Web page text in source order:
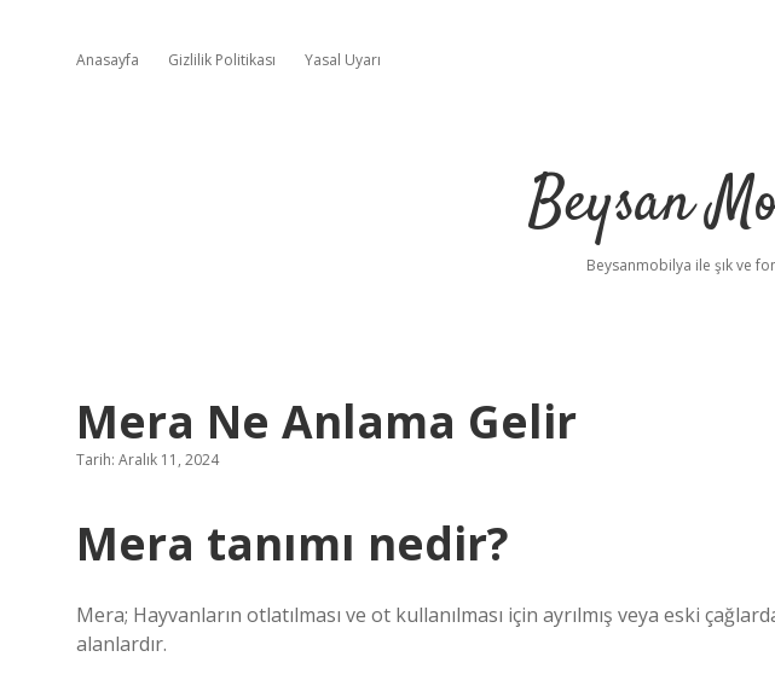
Anasayfa Gizlilik Politikası Yasal Uyarı
Beysan
Beysanmobilya ile şık ve
Mera Ne Anlama Gelir
Tarih: Aralık 11, 2024
Mera tanımı nedir?
Mera; Hayvanların otlatılması ve ot kullanılması için ayrılmış veya eski
alanlardır.